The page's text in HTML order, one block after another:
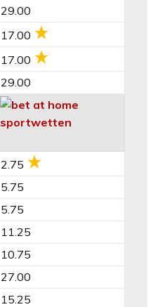
29.00
17.00
17.00
29.00
2.75
5.75
5.75
11.25
10.75
27.00
15.25